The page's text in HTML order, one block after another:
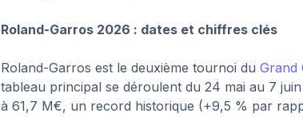
Roland-Garros 2026 : dates et chiffres clés
Roland-Garros est le deuxième tournoi du Grand
tableau principal se déroulent du 24 mai au 7
à 61,7 M€, un record historique (+9,5 % par